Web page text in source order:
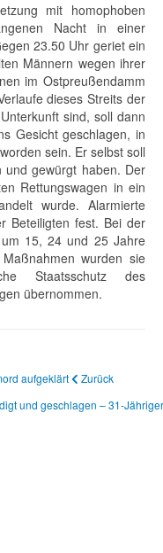
mit homophoben
Nacht in einer
23.50 Uhr geriet ein
Männern wegen ihrer
im Ostpreußendamm
dieses Streits der
sind, soll dann
Gesicht geschlagen, in
sein. Er selbst soll
und gewürgt haben. Der
Rettungswagen in ein
wurde. Alarmierte
Beteiligten fest. Bei der
15, 24 und 25 Jahre
wurden sie
Staatsschutz des
übernommen.
aufgeklärt
Zurück
und geschlagen – 31-